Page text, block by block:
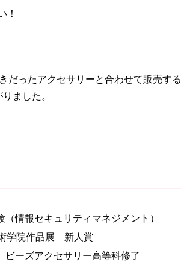
！
だったアクセサリーと合わせて販売する
ました。
（情報セキュリティマネジメント）
学院作品展 新人賞
ーズアクセサリー高等科修了